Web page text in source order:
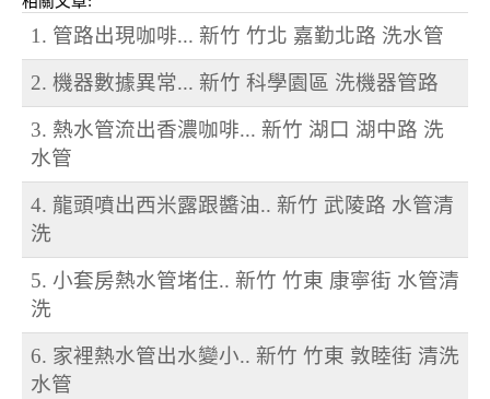
1. 管路出現咖啡... 新竹 竹北 嘉勤北路 洗水管
2. 機器數據異常... 新竹 科學園區 洗機器管路
3. 熱水管流出香濃咖啡... 新竹 湖口 湖中路 洗
水管
4. 龍頭噴出西米露跟醬油.. 新竹 武陵路 水管清
洗
5. 小套房熱水管堵住.. 新竹 竹東 康寧街 水管清
洗
6. 家裡熱水管出水變小.. 新竹 竹東 敦睦街 清洗
水管